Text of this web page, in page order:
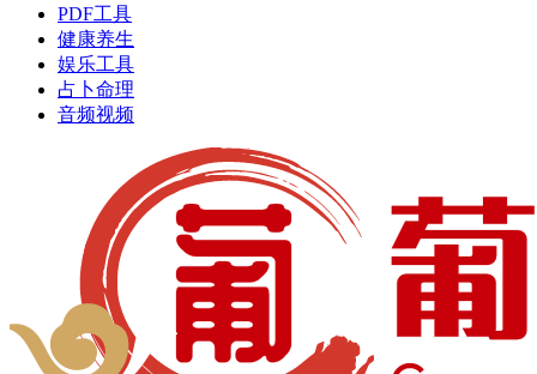
PDF工具
健康养生
娱乐工具
占卜命理
音频视频